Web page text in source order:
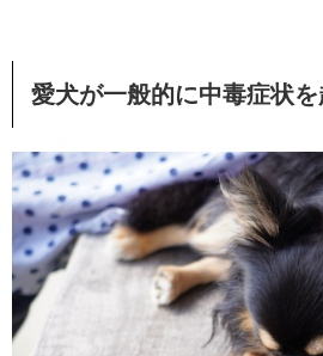
愛犬が一般的に中毒症状